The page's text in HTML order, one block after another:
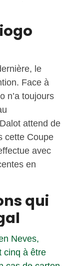
le
Face à
n’a toujours
attend de
cette Coupe
avec
en
qui
Neves,
cinq à être